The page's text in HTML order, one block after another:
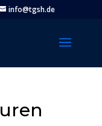
info@tgsh.de